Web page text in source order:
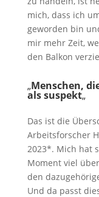
mich, dass ich
geworden bin
mir mehr Zeit,
den Balkon
„Menschen,
als suspekt„
Das ist die
Arbeitsforscher
2023*. Mich hat
Moment viel
den
Und da passt